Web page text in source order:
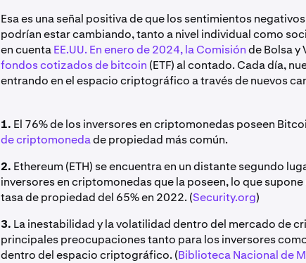
Esa es una señal positiva de que los sentimientos
podrían estar cambiando, tanto a nivel individual como
en cuentaEE.UU. En enero de 2024, la Comisiónde Bolsa y
fondos cotizados de bitcoin (ETF) al contado. Cada día,
entrando en el espacio criptográfico a través de nuevos
1. El 76% de los inversores en criptomonedas poseen
de criptomonedade propiedad más común.
2. Ethereum (ETH) se encuentra en un distante segundo
inversores en criptomonedas que la poseen, lo que
tasa de propiedad del 65% en 2022. (Security.org)
3. La inestabilidad y la volatilidad dentro del mercado de
principales preocupaciones tanto para los inversores
dentro del espacio criptográfico. (Biblioteca Nacional de